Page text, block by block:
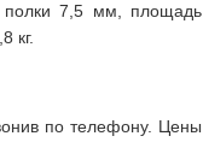
полки 7,5 мм, площадь
кг.
по телефону. Цены